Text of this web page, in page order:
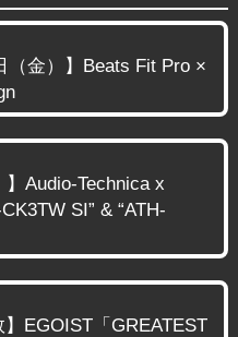
（金）】Beats Fit Pro ×
】Audio-Technica x
SI” & “ATH-
】EGOIST「GREATEST